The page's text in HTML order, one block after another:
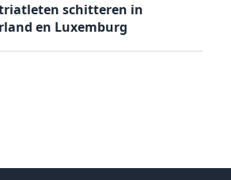
triatleten schitteren in
en Luxemburg